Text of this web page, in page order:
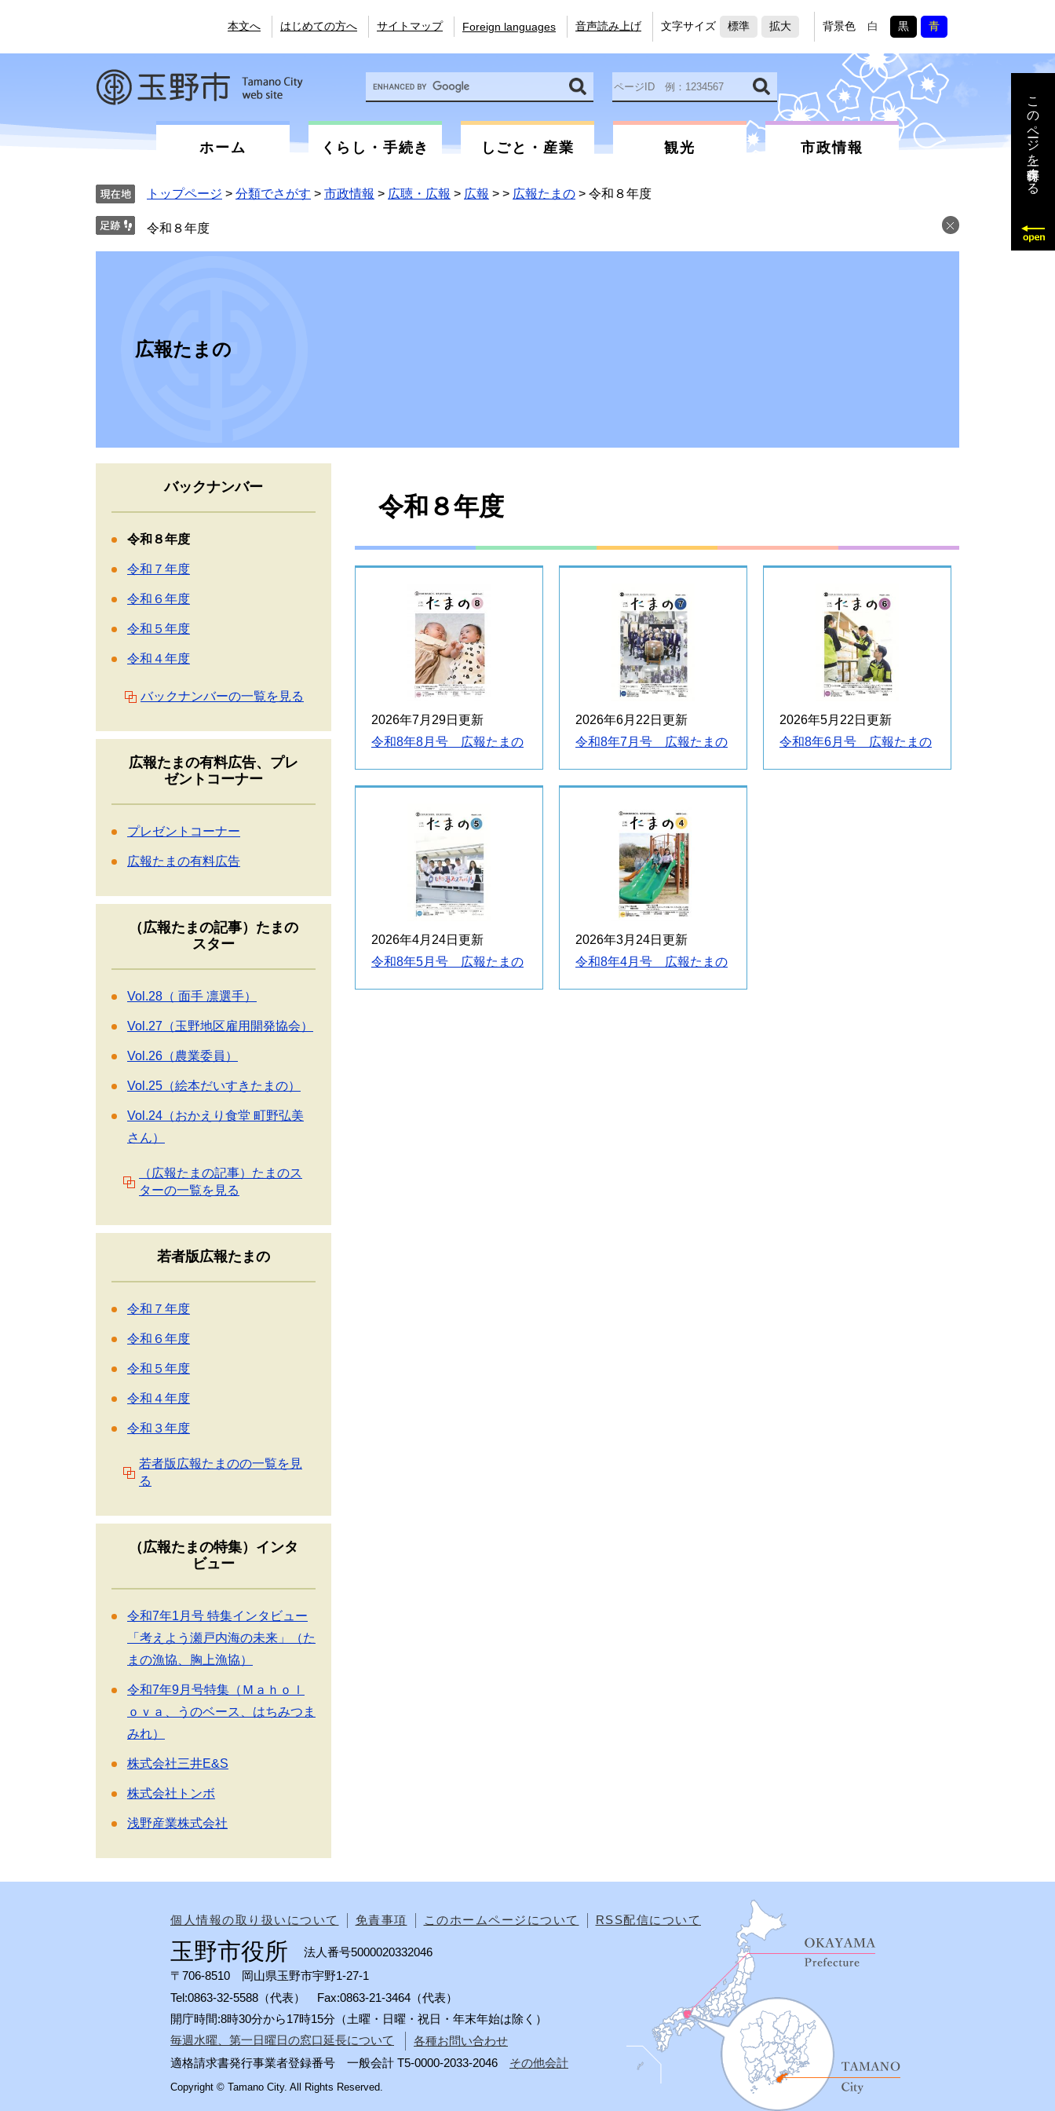
の
す。
ー
し
本文へ はじめての方へ サイトマップ Foreign languages 音声読み上げ 文字サイズ 標準 拡大 背景色 白 黒 青
カ
タ
ム
ID
を
ホーム くらし・手続き しごと・産業 観光 市政情報 このページを一時保存する
トップページ > 分類でさがす > 市政情報 > 広聴・広報 > 広報 > > 広報たまの > 令和８年度
令和８年度
広報たまの
令和８年度
2026年7月29日更新
令和8年8月号 広報たまの
2026年6月22日更新
令和8年7月号 広報たまの
2026年5月22日更新
令和8年6月号 広報たまの
2026年4月24日更新
令和8年5月号 広報たまの
2026年3月24日更新
令和8年4月号 広報たまの
バックナンバー
令和８年度
令和７年度
令和６年度
令和５年度
令和４年度
バックナンバーの一覧を見る
広報たまの有料広告、プレ
ゼントコーナー
プレゼントコーナー
広報たまの有料広告
（広報たまの記事）たまの
スター
Vol.28（ 面手 凛選手）
Vol.27（玉野地区雇用開発協会）
Vol.26（農業委員）
Vol.25（絵本だいすきたまの）
Vol.24（おかえり食堂 町野弘美
さん）
（広報たまの記事）たまのス
ターの一覧を見る
若者版広報たまの
令和７年度
令和６年度
令和５年度
令和４年度
令和３年度
若者版広報たまのの一覧を見
る
（広報たまの特集）インタ
ビュー
令和7年1月号 特集インタビュー
「考えよう瀬戸内海の未来」（た
まの漁協、胸上漁協）
令和7年9月号特集（Ｍａｈｏｌ
ｏｖａ、うのベース、はちみつま
みれ）
株式会社三井E&S
株式会社トンボ
浅野産業株式会社
個人情報の取り扱いについて 免責事項 このホームページについて RSS配信について
玉野市役所
法人番号5000020332046
〒706-8510 岡山県玉野市宇野1-27-1
Tel:0863-32-5588（代表） Fax:0863-21-3464（代表）
開庁時間:8時30分から17時15分（土曜・日曜・祝日・年末年始は除く）
毎週水曜、第一日曜日の窓口延長について
各種お問い合わせ
適格請求書発行事業者登録番号 一般会計 T5-0000-2033-2046 その他会計
Copyright © Tamano City. All Rights Reserved.